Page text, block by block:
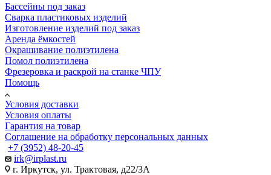
Бассейны под заказ
Сварка пластиковых изделий
Изготовление изделий под заказ
Аренда ёмкостей
Окрашивание полиэтилена
Помол полиэтилена
Фрезеровка и раскрой на станке ЧПУ
Помощь
Условия доставки
Условия оплаты
Гарантия на товар
Соглашение на обработку персональных данных
+7 (3952) 48-20-45
irk@irplast.ru
г. Иркутск, ул. Трактовая, д22/3А